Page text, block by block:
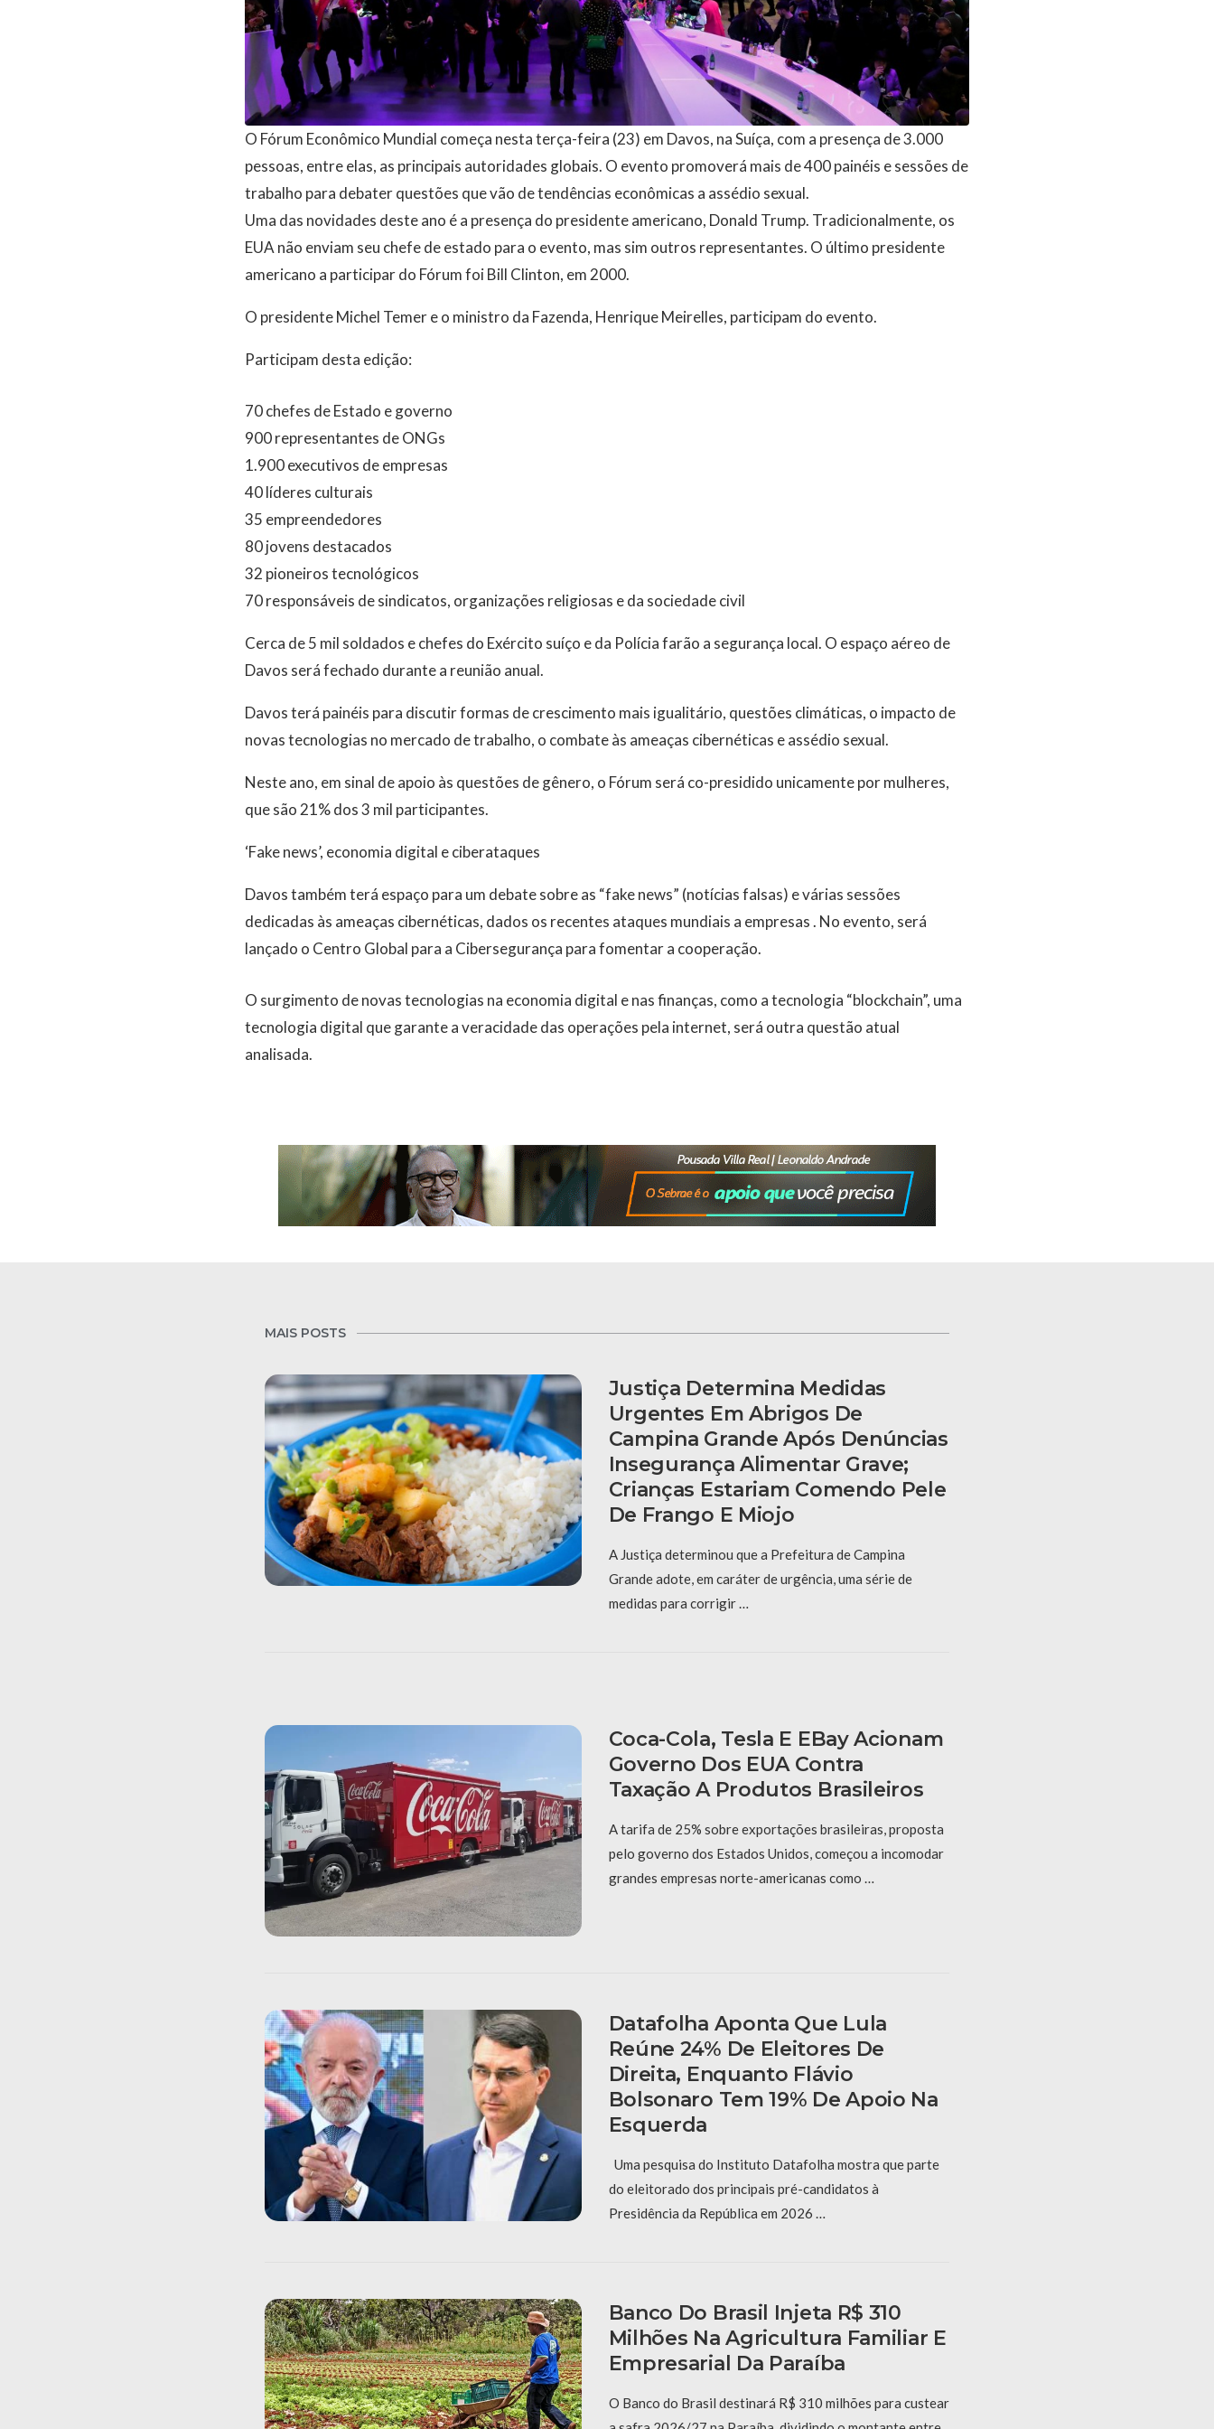
O Fórum Econômico Mundial começa nesta terça-feira (23) em Davos, na Suíça, com a presença de 3.000
pessoas, entre elas, as principais autoridades globais. O evento promoverá mais de 400 painéis e sessões de
trabalho para debater questões que vão de tendências econômicas a assédio sexual.
Uma das novidades deste ano é a presença do presidente americano, Donald Trump. Tradicionalmente, os
EUA não enviam seu chefe de estado para o evento, mas sim outros representantes. O último presidente
americano a participar do Fórum foi Bill Clinton, em 2000.
O presidente Michel Temer e o ministro da Fazenda, Henrique Meirelles, participam do evento.
Participam desta edição:
70 chefes de Estado e governo
900 representantes de ONGs
1.900 executivos de empresas
40 líderes culturais
35 empreendedores
80 jovens destacados
32 pioneiros tecnológicos
70 responsáveis de sindicatos, organizações religiosas e da sociedade civil
Cerca de 5 mil soldados e chefes do Exército suíço e da Polícia farão a segurança local. O espaço aéreo de
Davos será fechado durante a reunião anual.
Davos terá painéis para discutir formas de crescimento mais igualitário, questões climáticas, o impacto de
novas tecnologias no mercado de trabalho, o combate às ameaças cibernéticas e assédio sexual.
Neste ano, em sinal de apoio às questões de gênero, o Fórum será co-presidido unicamente por mulheres,
que são 21% dos 3 mil participantes.
‘Fake news’, economia digital e ciberataques
Davos também terá espaço para um debate sobre as “fake news” (notícias falsas) e várias sessões
dedicadas às ameaças cibernéticas, dados os recentes ataques mundiais a empresas . No evento, será
lançado o Centro Global para a Cibersegurança para fomentar a cooperação.
O surgimento de novas tecnologias na economia digital e nas finanças, como a tecnologia “blockchain”, uma
tecnologia digital que garante a veracidade das operações pela internet, será outra questão atual
analisada.
MAIS POSTS
Justiça Determina Medidas
Urgentes Em Abrigos De
Campina Grande Após Denúncias
Insegurança Alimentar Grave;
Crianças Estariam Comendo Pele
De Frango E Miojo
A Justiça determinou que a Prefeitura de Campina
Grande adote, em caráter de urgência, uma série de
medidas para corrigir …
Coca-Cola, Tesla E EBay Acionam
Governo Dos EUA Contra
Taxação A Produtos Brasileiros
A tarifa de 25% sobre exportações brasileiras, proposta
pelo governo dos Estados Unidos, começou a incomodar
grandes empresas norte-americanas como …
Datafolha Aponta Que Lula
Reúne 24% De Eleitores De
Direita, Enquanto Flávio
Bolsonaro Tem 19% De Apoio Na
Esquerda
Uma pesquisa do Instituto Datafolha mostra que parte
do eleitorado dos principais pré-candidatos à
Presidência da República em 2026 …
Banco Do Brasil Injeta R$ 310
Milhões Na Agricultura Familiar E
Empresarial Da Paraíba
O Banco do Brasil destinará R$ 310 milhões para custear